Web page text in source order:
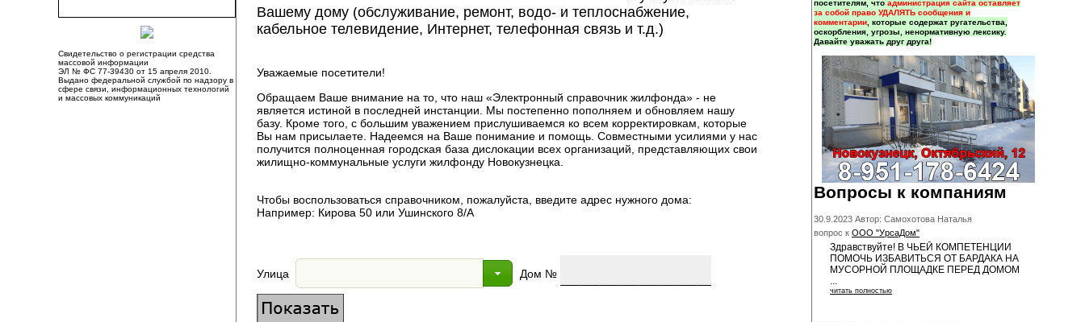
Свидетельство о регистрации средства
массовой информации
ЭЛ № ФС 77-39430 от 15 апреля 2010.
Выдано федеральной службой по надзору в
сфере связи, информационных технологий
и массовых коммуникаций
Вашему дому (обслуживание, ремонт, водо- и теплоснабжение,
кабельное телевидение, Интернет, телефонная связь и т.д.)
Уважаемые посетители!
Обращаем Ваше внимание на то, что наш «Электронный справочник жилфонда» - не
является истиной в последней инстанции. Мы постепенно пополняем и обновляем нашу
базу. Кроме того, с большим уважением прислушиваемся ко всем корректировкам, которые
Вы нам присылаете. Надеемся на Ваше понимание и помощь. Совместными усилиями у нас
получится полноценная городская база дислокации всех организаций, представляющих свои
жилищно-коммунальные услуги жилфонду Новокузнецка.
Чтобы воспользоваться справочником, пожалуйста, введите адрес нужного дома:
Например: Кирова 50 или Ушинского 8/А
Улица Дом №
посетителям, что администрация сайта оставляет
за собой право УДАЛЯТЬ сообщения и
комментарии , которые содержат ругательства,
оскорбления, угрозы, ненормативную лексику.
Давайте уважать друг друга!
Вопросы к компаниям
30.9.2023 Автор: Самохотова Наталья
вопрос к ООО "УрсаДом"
Здравствуйте! В ЧЬЕЙ КОМПЕТЕНЦИИ
ПОМОЧЬ ИЗБАВИТЬСЯ ОТ БАРДАКА НА
МУСОРНОЙ ПЛОЩАДКЕ ПЕРЕД ДОМОМ
...
читать полностью